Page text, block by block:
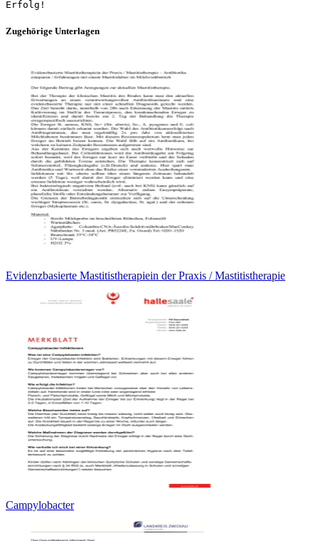
Zugehörige Unterlagen
Evidenzbasierte Mastitistherapiein der Praxis / Mastitistherapie
Campylobacter